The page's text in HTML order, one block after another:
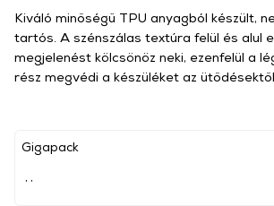
Gigapack
Kiváló minőségű TPU anyagból készült,
tartós. A szénszálas textúra felül és alul
megjelenést kölcsönöz neki, ezenfelül a
rész megvédi a készüléket az ütődésektől.